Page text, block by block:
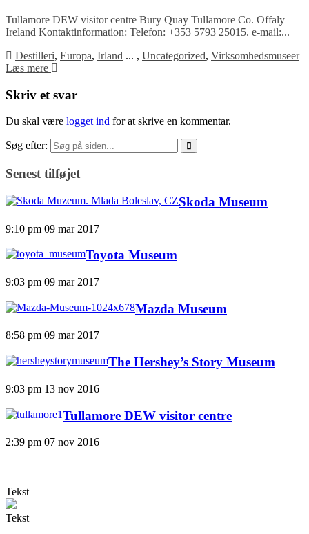
Tullamore DEW visitor centre Bury Quay Tullamore Co. Offaly
Ireland Kontaktinformation: Telefon: +353 5793 25015. e-mail:...
Destilleri, Europa, Irland ... , Uncategorized, Virksomhedsmuseer
Læs mere
Skriv et svar
Du skal være logget ind for at skrive en kommentar.
Søg efter:
Senest tilføjet
Skoda Museum
9:10 pm 09 mar 2017
Toyota Museum
9:03 pm 09 mar 2017
Mazda Museum
8:58 pm 09 mar 2017
The Hershey’s Story Museum
9:03 pm 13 nov 2016
Tullamore DEW visitor centre
2:39 pm 07 nov 2016
Tekst
Tekst